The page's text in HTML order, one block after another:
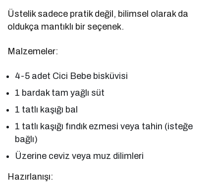
Üstelik sadece pratik değil, bilimsel olarak da
oldukça mantıklı bir seçenek.
Malzemeler:
4-5 adet Cici Bebe bisküvisi
1 bardak tam yağlı süt
1 tatlı kaşığı bal
1 tatlı kaşığı fındık ezmesi veya tahin (isteğe
bağlı)
Üzerine ceviz veya muz dilimleri
Hazırlanışı: